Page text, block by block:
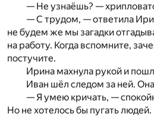
— Не узнаёшь? —
— С трудом, — ответила
не будем же мы загадки
на работу. Когда вспомните,
постучите.
Ирина махнула рукой и
Иван шёл следом за ней.
— Я умею кричать, —
Но не хотелось бы пугать людей.